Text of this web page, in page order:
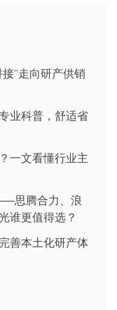
”走向研产供销
业科普，舒适省
一文看懂行业主
思腾合力、浪
谁更值得选？
善本土化研产体